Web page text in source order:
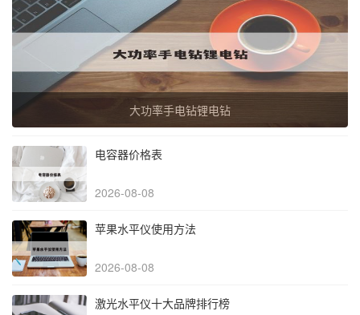
大功率手电钻锂电钻
电容器价格表
2026-08-08
苹果水平仪使用方法
2026-08-08
激光水平仪十大品牌排行榜